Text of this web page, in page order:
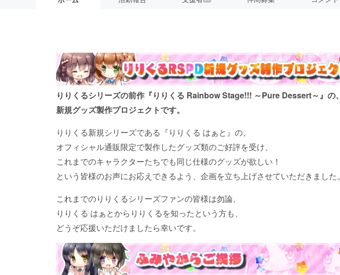
りりくるシリーズの前作『りりくる Rainbow Stage!!! ～Pure Dessert～』の、
新規グッズ製作プロジェクトです。
りりくる新規シリーズである『りりくる はぁと』の、
オフィシャル通販限定で製作したグッズ類のご好評を受け、
これまでのキャラクターたちでも同じ仕様のグッズが欲しい！
という皆様のお声にお応えできるよう、企画を立ち上げさせていただきました。
これまでのりりくるシリーズファンの皆様は勿論、
りりくる はぁとからりりくるを知ったという方も、
どうぞ応援いただけましたら幸いです。